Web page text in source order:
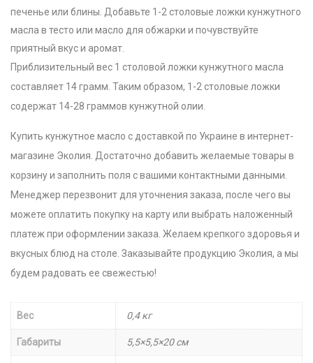
печенье или блины. Добавьте 1-2 столовые ложки кунжутного
масла в тесто или масло для обжарки и почувствуйте
приятный вкус и аромат.
Приблизительный вес 1 столовой ложки кунжутного масла
составляет 14 грамм. Таким образом, 1-2 столовые ложки
содержат 14-28 граммов кунжутной олии.
Купить кунжутное масло с доставкой по Украине в интернет-
магазине Эколия. Достаточно добавить желаемые товары в
корзину и заполнить поля с вашими контактными данными.
Менеджер перезвонит для уточнения заказа, после чего вы
можете оплатить покупку на карту или выбрать наложенный
платеж при оформлении заказа. Желаем крепкого здоровья и
вкусных блюд на столе. Заказывайте продукцию Эколия, а мы
будем радовать ее свежестью!
Вес 0,4 кг
Габариты 5,5×5,5×20 см